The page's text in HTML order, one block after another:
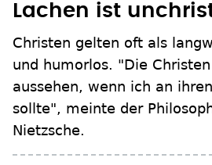
Lachen ist
Christen gelten oft als
und humorlos. "Die
aussehen, wenn ich an
sollte", meinte der
Nietzsche.